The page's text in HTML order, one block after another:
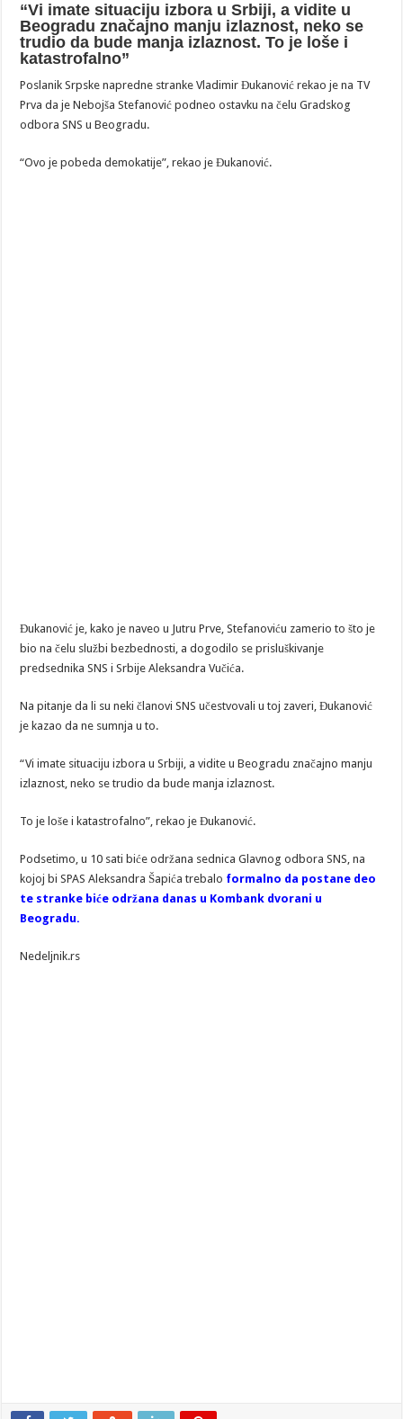
“Vi imate situaciju izbora u Srbiji, a vidite u
Beogradu značajno manju izlaznost, neko se
trudio da bude manja izlaznost. To je loše i
katastrofalno”
Poslanik Srpske napredne stranke Vladimir Đukanović rekao je na TV
Prva da je Nebojša Stefanović podneo ostavku na čelu Gradskog
odbora SNS u Beogradu.
“Ovo je pobeda demokatije”, rekao je Đukanović.
Đukanović je, kako je naveo u Jutru Prve, Stefanoviću zamerio to što je
bio na čelu službi bezbednosti, a dogodilo se prisluškivanje
predsednika SNS i Srbije Aleksandra Vučića.
Na pitanje da li su neki članovi SNS učestvovali u toj zaveri, Đukanović
je kazao da ne sumnja u to.
“Vi imate situaciju izbora u Srbiji, a vidite u Beogradu značajno manju
izlaznost, neko se trudio da bude manja izlaznost.
To je loše i katastrofalno”, rekao je Đukanović.
Podsetimo, u 10 sati biće održana sednica Glavnog odbora SNS, na
kojoj bi SPAS Aleksandra Šapića trebalo formalno da postane deo
te stranke biće održana danas u Kombank dvorani u
Beogradu.
Nedeljnik.rs